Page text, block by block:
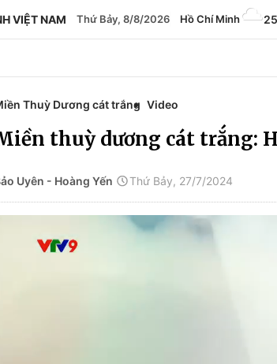
VIỆT NAM Thứ Bảy, 8/8/2026 Hồ Chí Minh
Thuỳ Dương cát trắng Video
thuỳ dương cát trắng:
Uyên - Hoàng Yến Thứ Bảy, 27/7/2024